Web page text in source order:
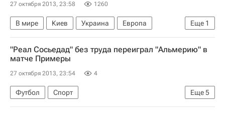
27 октября 2013, 23:58 1260
Еще 1
В мире Киев Украина
Европа
Весь мир
"Реал Сосьедад" без труда переиграл "Альмерию" в
матче Примеры
27 октября 2013, 23:54 4
Еще5
Футбол
Спорт
Чемпионат Испании по футболу
Альмерия